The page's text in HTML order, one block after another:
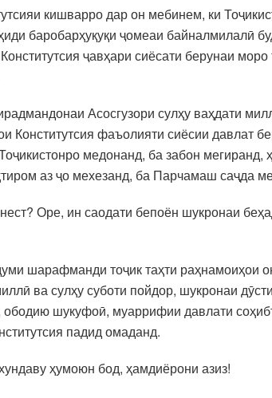
кишварро дар он мебинем, ки
баробарҳуқуқи ҷомеаи байналмилалӣ
ҷавҳари сиёсати берунаи моро
Асосгузори сулҳу ваҳдати
фаъолияти сиёсии давлат
медонанд, ба забон
аз ҷо мехезанд, ба Парчамаш саҷда
Оре, ин саодати бепоён шукронаи
шарафманди тоҷик таҳти раҳнамоиҳои
ва сулҳу суботи пойдор, шукронаи
шукуфоӣ, муаррифии давлати
падид омаданд.
ҳумоюн бод, ҳамдиёрони азиз!